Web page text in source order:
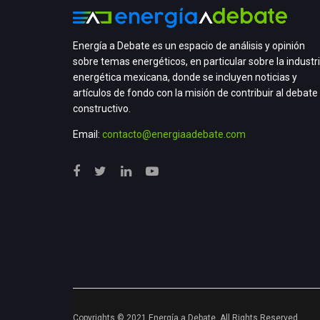
Energía a Debate es un espacio de análisis y opinión
sobre temas energéticos, en particular sobre la
energética mexicana, donde se incluyen noticias y
artículos de fondo con la misión de contribuir al debate
constructivo.
Email: contacto@energiaadebate.com
Copyrights © 2021 Energía a Debate. All Rights Reserved.